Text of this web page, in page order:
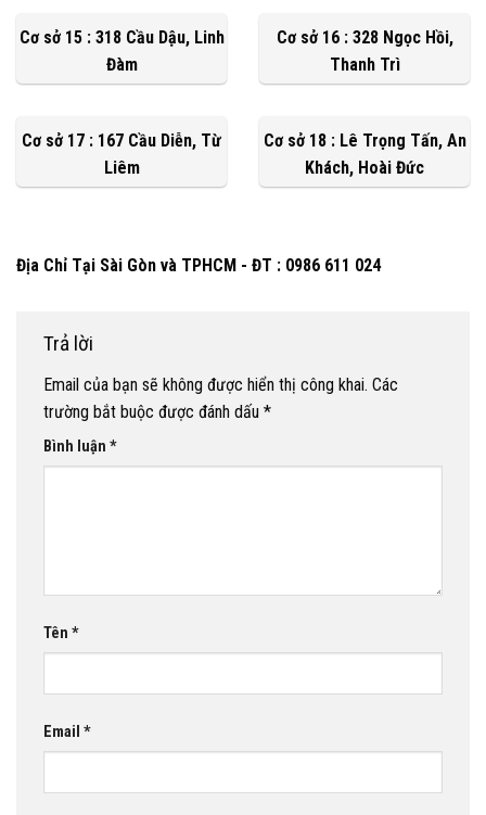
Cơ sở 15 : 318 Cầu Dậu, Linh
Đàm
Cơ sở 16 : 328 Ngọc Hồi,
Thanh Trì
Cơ sở 17 : 167 Cầu Diễn, Từ
Liêm
Cơ sở 18 : Lê Trọng Tấn, An
Khách, Hoài Đức
Địa Chỉ Tại Sài Gòn và TPHCM - ĐT : 0986 611 024
Trả lời
Email của bạn sẽ không được hiển thị công khai. Các
trường bắt buộc được đánh dấu *
Bình luận *
Tên *
Email *